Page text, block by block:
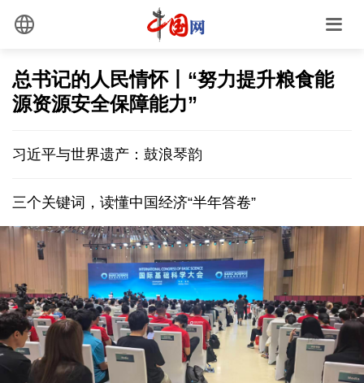
总书记的人民情怀丨“努力提升粮食能
源资源安全保障能力”
习近平与世界遗产：鼓浪琴韵
三个关键词，读懂中国经济“半年答卷”